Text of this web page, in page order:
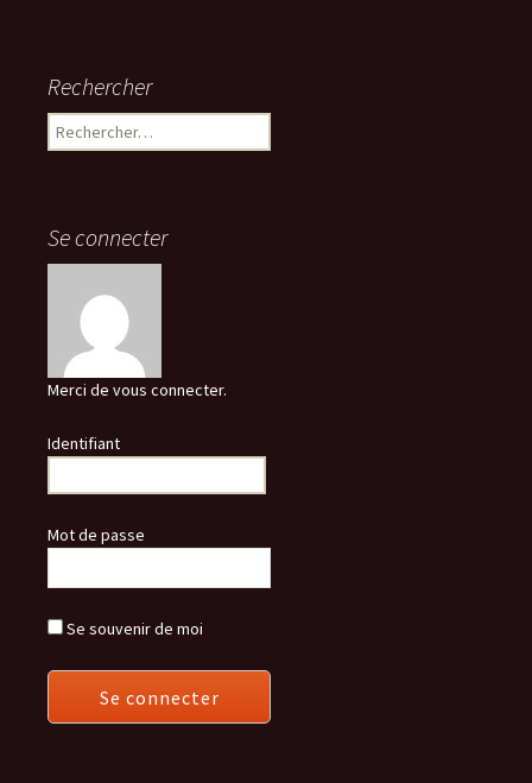
Rechercher
Rechercher :
Se connecter
Merci de vous connecter.
Identifiant
Mot de passe
Se souvenir de moi